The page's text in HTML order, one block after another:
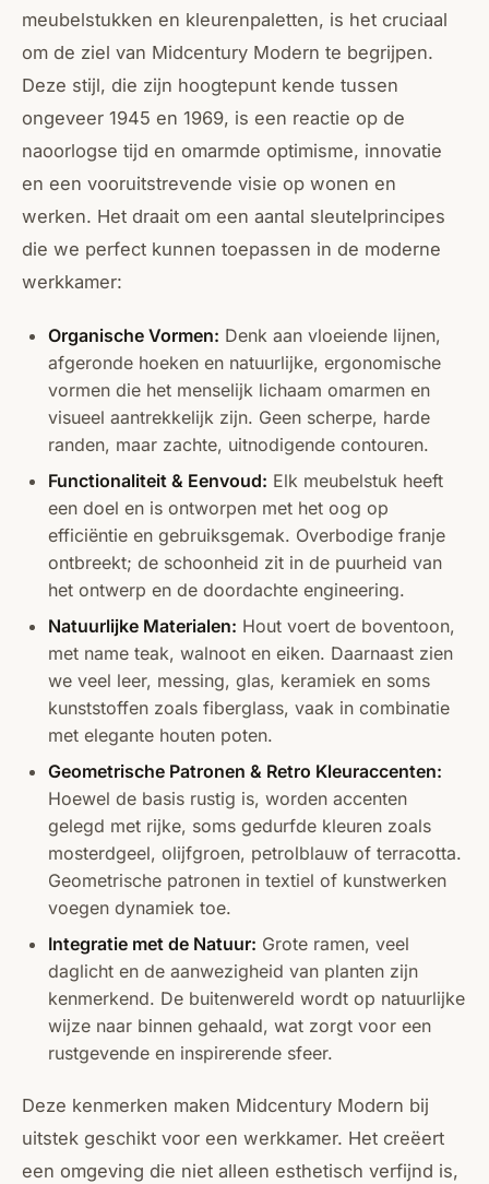
meubelstukken en kleurenpaletten, is het cruciaal
om de ziel van Midcentury Modern te begrijpen.
Deze stijl, die zijn hoogtepunt kende tussen
ongeveer 1945 en 1969, is een reactie op de
naoorlogse tijd en omarmde optimisme, innovatie
en een vooruitstrevende visie op wonen en
werken. Het draait om een aantal sleutelprincipes
die we perfect kunnen toepassen in de moderne
werkkamer:
Organische Vormen: Denk aan vloeiende lijnen,
afgeronde hoeken en natuurlijke, ergonomische
vormen die het menselijk lichaam omarmen en
visueel aantrekkelijk zijn. Geen scherpe, harde
randen, maar zachte, uitnodigende contouren.
Functionaliteit & Eenvoud: Elk meubelstuk heeft
een doel en is ontworpen met het oog op
efficiëntie en gebruiksgemak. Overbodige franje
ontbreekt; de schoonheid zit in de puurheid van
het ontwerp en de doordachte engineering.
Natuurlijke Materialen: Hout voert de boventoon,
met name teak, walnoot en eiken. Daarnaast zien
we veel leer, messing, glas, keramiek en soms
kunststoffen zoals fiberglass, vaak in combinatie
met elegante houten poten.
Geometrische Patronen & Retro Kleuraccenten:
Hoewel de basis rustig is, worden accenten
gelegd met rijke, soms gedurfde kleuren zoals
mosterdgeel, olijfgroen, petrolblauw of terracotta.
Geometrische patronen in textiel of kunstwerken
voegen dynamiek toe.
Integratie met de Natuur: Grote ramen, veel
daglicht en de aanwezigheid van planten zijn
kenmerkend. De buitenwereld wordt op natuurlijke
wijze naar binnen gehaald, wat zorgt voor een
rustgevende en inspirerende sfeer.
Deze kenmerken maken Midcentury Modern bij
uitstek geschikt voor een werkkamer. Het creëert
een omgeving die niet alleen esthetisch verfijnd is,